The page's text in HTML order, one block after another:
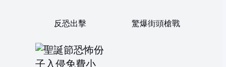
反恐出擊 驚爆街頭槍戰